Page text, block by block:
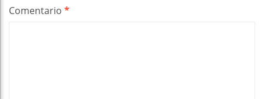
Comentario *